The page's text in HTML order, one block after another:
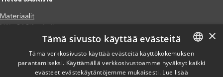
Materiaalit
Jäsenjärjestöt
Saavutettavuusseloste
Tietosuojaseloste
Eettiset periaatteet (pdf)
FINNISH
×
Tämä sivusto käyttää evästeitä
Tämä verkkosivusto käyttää evästeitä käyttökokemuksen
parantamiseksi. Käyttämällä verkkosivustoamme hyväksyt kaikki
evästeet evästekäytäntöjemme mukaisesti. Lue lisää